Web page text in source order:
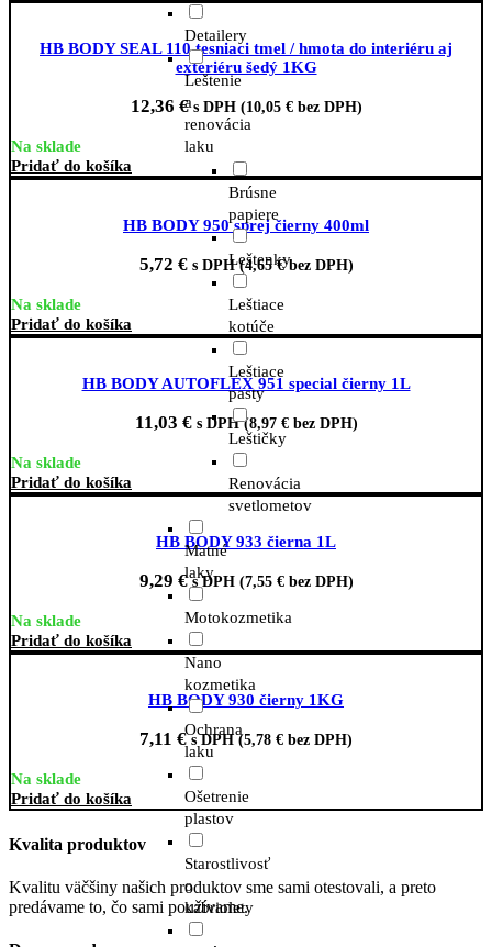
Detailery
Leštenie
a
renovácia
laku
Brúsne
papiere
Leštenky
Leštiace
kotúče
Leštiace
pasty
Leštičky
Renovácia
svetlometov
Matné
laky
Motokozmetika
Nano
kozmetika
Ochrana
laku
Ošetrenie
plastov
Starostlivosť
o
kabriolety
HB BODY SEAL 110 tesniaci tmel / hmota do interiéru aj
exteriéru šedý 1KG
12,36 € s DPH (10,05 €bez DPH)
Na sklade
Pridať do košíka
HB BODY 950 sprej čierny 400ml
5,72 € s DPH (4,65€bez DPH)
Na sklade
Pridať do košíka
HB BODY AUTOFLEX 951 special čierny 1L
11,03 € s DPH (8,97 €bez DPH)
Na sklade
Pridať do košíka
HB BODY 933 čierna 1L
9,29 € s DPH (7,55 €bez DPH)
Na sklade
Pridať do košíka
HB BODY 930 čierny 1KG
7,11 € s DPH (5,78 € bez DPH)
Na sklade
Pridať do košíka
Kvalita produktov
Kvalitu väčšiny našich produktov sme sami otestovali, a preto
predávame to, čo sami používame.